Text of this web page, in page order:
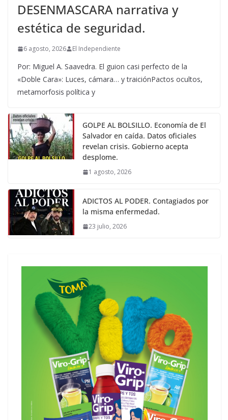
DESENMASCARA narrativa y
estética de seguridad.
6 agosto, 2026 El Independiente
Por: Miguel A. Saavedra. El guion casi perfecto de la
«Doble Cara»: Luces, cámara… y traiciónPactos ocultos,
metamorfosis política y
GOLPE AL BOLSILLO. Economía de El
Salvador en caída. Datos oficiales
revelan crisis. Gobierno acepta
desplome.
1 agosto, 2026
ADICTOS AL PODER. Contagiados por
la misma enfermedad.
23 julio, 2026